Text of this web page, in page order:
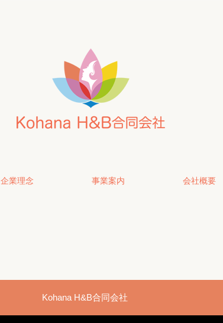
企業理念 事業案内 会社概要
Kohana H&B合同会社